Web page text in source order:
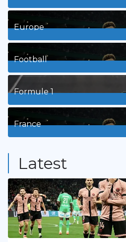
1Posts
Europe
3Posts
Football
8Posts
Formule 1
3Posts
France
Latest